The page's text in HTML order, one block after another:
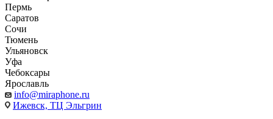
Пермь
Саратов
Сочи
Тюмень
Ульяновск
Уфа
Чебоксары
Ярославль
info@miraphone.ru
Ижевск, ТЦ Эльгрин